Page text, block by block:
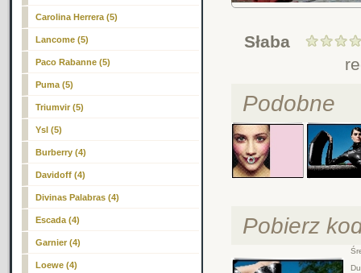
Carolina Herrera (5)
Lancome (5)
Paco Rabanne (5)
Puma (5)
Triumvir (5)
Ysl (5)
Burberry (4)
Davidoff (4)
Divinas Palabras (4)
Escada (4)
Garnier (4)
Loewe (4)
Słaba
Podobne
Pobierz